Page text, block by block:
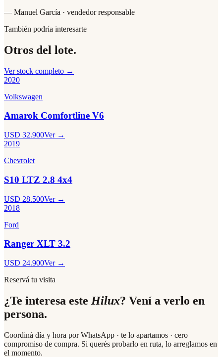
— Manuel García · vendedor responsable
También podría interesarte
Otros del lote.
Ver stock completo →
2020
Volkswagen
Amarok Comfortline V6
USD 32.900Ver →
2019
Chevrolet
S10 LTZ 2.8 4x4
USD 28.500Ver →
2018
Ford
Ranger XLT 3.2
USD 24.900Ver →
Reservá tu visita
¿Te interesa este Hilux? Vení a verlo en
persona.
Coordiná día y hora por WhatsApp · te lo apartamos · cero
compromiso de compra. Si querés probarlo en ruta, lo arreglamos en
el momento.